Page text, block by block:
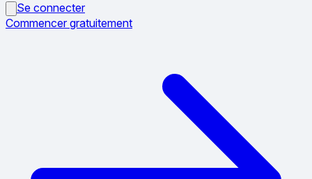
Se connecter
Commencer gratuitement